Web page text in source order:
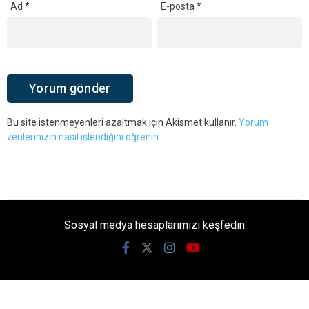
Ad * E-posta*
Bu site istenmeyenleri azaltmak için Akismet kullanır. Yorum
verilerinizin nasıl işlendiğini öğrenin.
Sosyal medya hesaplarımızı keşfedin